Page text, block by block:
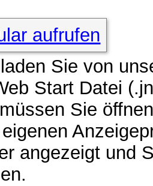
aufrufen
Sie von
Start Datei
Sie
angezeigt und